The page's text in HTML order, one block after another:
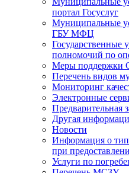
портал Госуслуг
Муниципальные
ГБУ МФЦ
Государственные
полномочий по
Меры поддержки
Перечень видов
Мониторинг
Электронные
Предварительная
Другая
Новости
Информация о
при
Услуги по